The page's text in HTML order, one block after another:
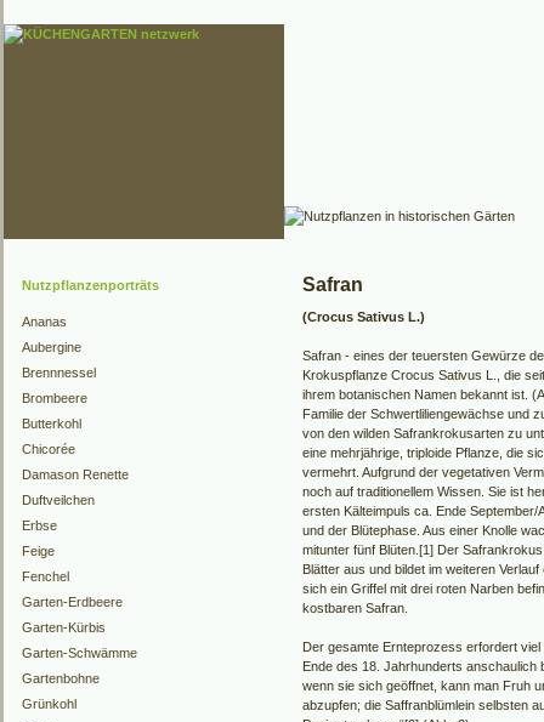
Nutzpflanzenporträts
Ananas
Aubergine
Brennnessel
Brombeere
Butterkohl
Chicorée
Damason Renette
Duftveilchen
Erbse
Feige
Fenchel
Garten-Erdbeere
Garten-Kürbis
Garten-Schwämme
Gartenbohne
Grünkohl
Safran
(Crocus Sativus L.)
Safran - eines der teuersten Gewürze
Krokuspflanze Crocus Sativus L., die
ihrem botanischen Namen bekannt ist.
Familie der Schwertliliengewächse und
von den wilden Safrankrokusarten zu
eine mehrjährige, triploide Pflanze, die
vermehrt. Aufgrund der vegetativen
noch auf traditionellem Wissen. Sie ist
ersten Kälteimpuls ca. Ende
und der Blütephase. Aus einer Knolle
mitunter fünf Blüten.[1] Der
Blätter aus und bildet im weiteren
sich ein Griffel mit drei roten Narben
kostbaren Safran.
Der gesamte Ernteprozess erfordert
Ende des 18. Jahrhunderts anschaulich
wenn sie sich geöffnet, kann man Fruh
abzupfen; die Saffranblümlein selbsten